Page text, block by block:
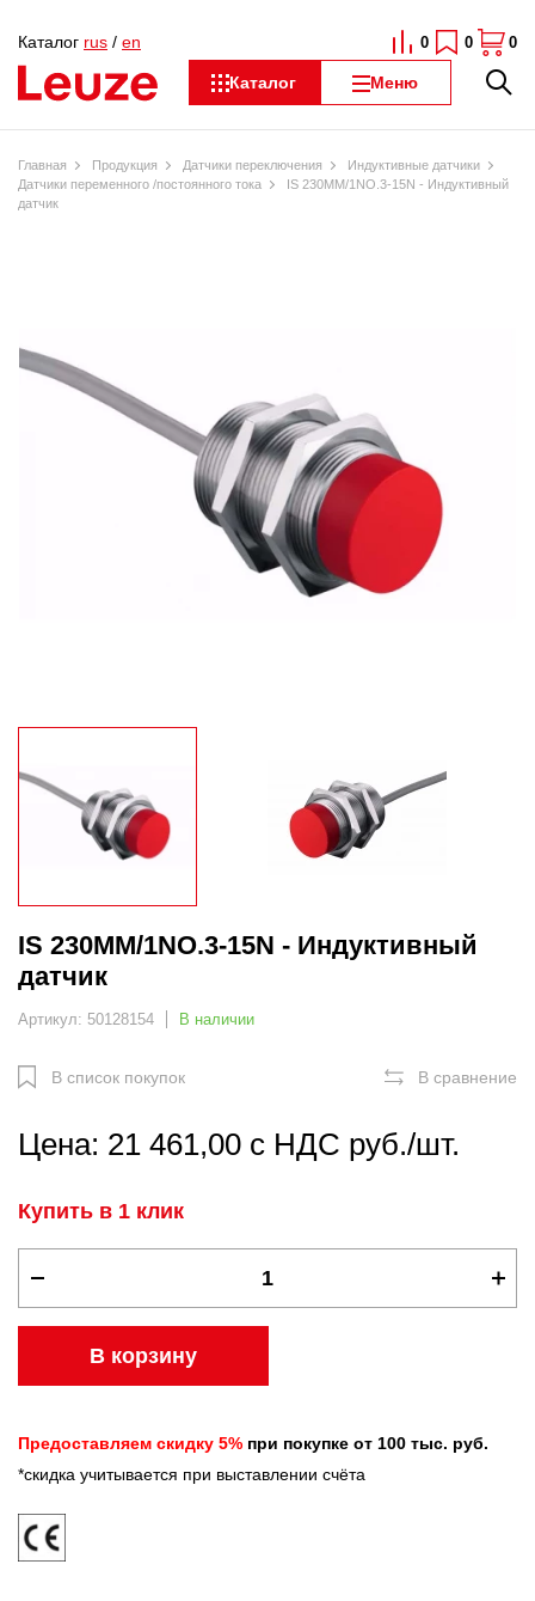
Каталог Меню
Каталог rus / en 0 0 0
Главная Продукция Датчики переключения
Индуктивные датчики
Датчики переменного /постоянного тока
IS 230MM/1NO.3-15N - Индуктивный
датчик
IS 230MM/1NO.3-15N - Индуктивный
датчик
Артикул: 50128154 В наличии
В список покупок В сравнение
Цена: 21 461,00 с НДС руб./шт.
Купить в 1 клик
В корзину
Предоставляем скидку 5% при покупке от 100 тыс. руб.
*скидка учитывается при выставлении счёта